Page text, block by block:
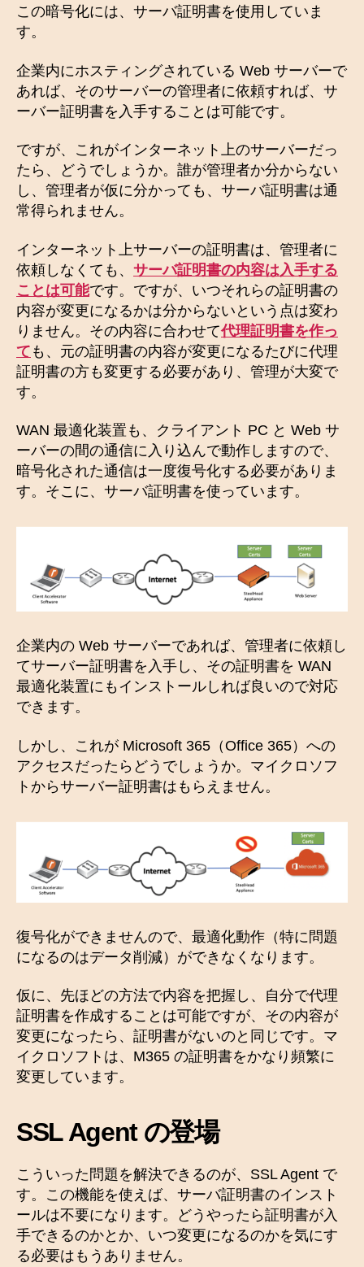
この暗号化には、サーバ証明書を使用していま
す。
企業内にホスティングされている Web サーバーで
あれば、そのサーバーの管理者に依頼すれば、サ
ーバー証明書を入手することは可能です。
ですが、これがインターネット上のサーバーだっ
たら、どうでしょうか。誰が管理者か分からない
し、管理者が仮に分かっても、サーバ証明書は通
常得られません。
インターネット上サーバーの証明書は、管理者に
依頼しなくても、 サーバ証明書の内容は入手する
ことは可能です。ですが、いつそれらの証明書の
内容が変更になるかは分からないという点は変わ
りません。その内容に合わせて代理証明書を作っ
て も、元の証明書の内容が変更になるたびに代理
証明書の方も変更する必要があり、管理が大変で
す。
WAN 最適化装置も、クライアント PC と Web サ
ーバーの間の通信に入り込んで動作しますので、
暗号化された通信は一度復号化する必要がありま
す。そこに、サーバ証明書を使っています。
企業内の Web サーバーであれば、管理者に依頼し
てサーバー証明書を入手し、その証明書を WAN
最適化装置にもインストールしれば良いので対応
できます。
しかし、これが Microsoft 365（Office 365）への
アクセスだったらどうでしょうか。マイクロソフ
トからサーバー証明書はもらえません。
復号化ができませんので、最適化動作（特に問題
になるのはデータ削減）ができなくなります。
仮に、先ほどの方法で内容を把握し、自分で代理
証明書を作成することは可能ですが、その内容が
変更になったら、証明書がないのと同じです。マ
イクロソフトは、M365 の証明書をかなり頻繁に
変更しています。
SSL Agent の登場
こういった問題を解決できるのが、SSL Agent で
す。この機能を使えば、サーバ証明書のインスト
ールは不要になります。どうやったら証明書が入
手できるのかとか、いつ変更になるのかを気にす
る必要はもうありません。